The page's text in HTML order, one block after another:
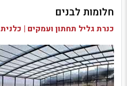
בדיקת זמינות ומחירים
חלומות לבנים
כנרת גליל תחתון ועמקים | כלנית